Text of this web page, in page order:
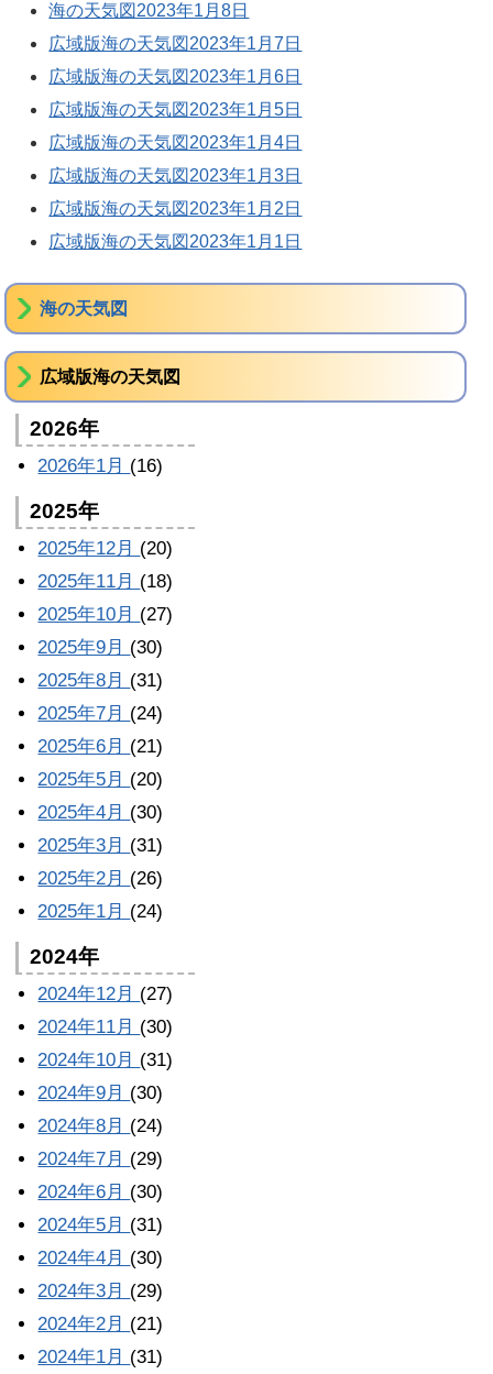
海の天気図2023年1月8日
広域版海の天気図2023年1月7日
広域版海の天気図2023年1月6日
広域版海の天気図2023年1月5日
広域版海の天気図2023年1月4日
広域版海の天気図2023年1月3日
広域版海の天気図2023年1月2日
広域版海の天気図2023年1月1日
海の天気図
広域版海の天気図
2026年
2026年1月 (16)
2025年
2025年12月 (20)
2025年11月 (18)
2025年10月 (27)
2025年9月 (30)
2025年8月 (31)
2025年7月 (24)
2025年6月 (21)
2025年5月 (20)
2025年4月 (30)
2025年3月 (31)
2025年2月 (26)
2025年1月 (24)
2024年
2024年12月 (27)
2024年11月 (30)
2024年10月 (31)
2024年9月 (30)
2024年8月 (24)
2024年7月 (29)
2024年6月 (30)
2024年5月 (31)
2024年4月 (30)
2024年3月 (29)
2024年2月 (21)
2024年1月 (31)